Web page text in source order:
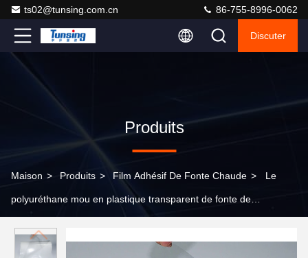
ts02@tunsing.com.cn 86-755-8996-0062
Discuter
Produits
Maison > Produits > Film Adhésif De Fonte Chaude > Le
polyuréthane mou en plastique transparent de fonte de
la liaison